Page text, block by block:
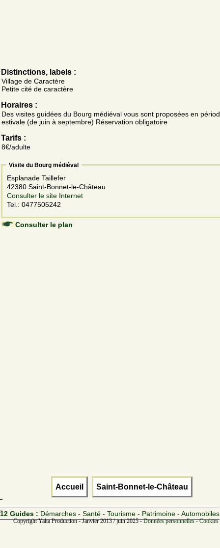
Distinctions, labels :
Village de Caractère
Petite cité de caractère
Horaires :
Des visites guidées du Bourg médiéval vous sont proposées en
estivale (de juin à septembre) Réservation obligatoire
Tarifs :
8€/adulte
Visite du Bourg médiéval
Esplanade Taillefer
42380 Saint-Bonnet-le-Château
Consulter le site Internet
Tel.: 0477505242
Consulter le plan
Accueil Saint-Bonnet-le-Château
12 Guides : Démarches - Santé - Tourisme - Patrimoine - Automobiles
Copyright Yalta Production - Janvier 2013 / juin 2025 -Données personnelles -